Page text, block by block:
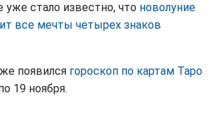
стало известно, что новолуние
все мечты четырех знаков
появился гороскоп по картам Таро
19 ноября.